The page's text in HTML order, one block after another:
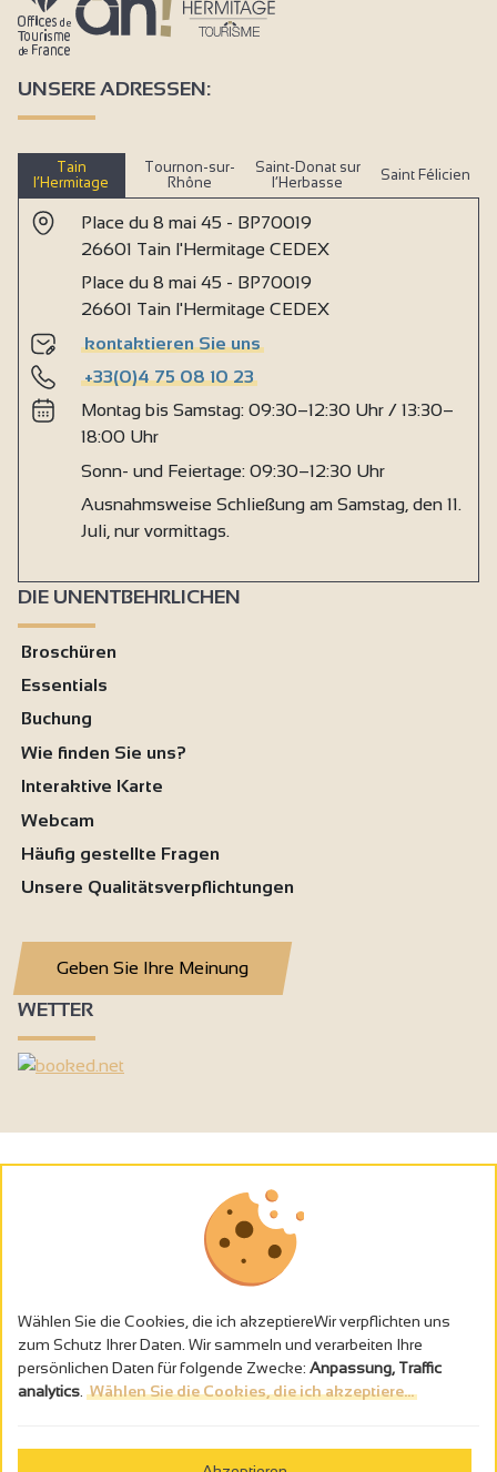
UNSERE ADRESSEN:
Tain
l’Hermitage
Tournon-sur-
Rhône
Saint-Donat sur
l’Herbasse
Saint Félicien
Place du 8 mai 45 - BP70019
26601 Tain l'Hermitage CEDEX
Place du 8 mai 45 - BP70019
26601 Tain l'Hermitage CEDEX
kontaktieren Sie uns
+33(0)4 75 08 10 23
Montag bis Samstag: 09:30–12:30 Uhr / 13:30–
18:00 Uhr
Sonn- und Feiertage: 09:30–12:30 Uhr
Ausnahmsweise Schließung am Samstag, den 11.
Juli, nur vormittags.
DIE UNENTBEHRLICHEN
Broschüren
Essentials
Buchung
Wie finden Sie uns?
Interaktive Karte
Webcam
Häufig gestellte Fragen
Unsere Qualitätsverpflichtungen
Geben Sie Ihre Meinung
WETTER
Alkoholmissbrauch ist gefährlich für die Gesundheit - trinken Sie in
Wählen Sie die Cookies, die ich akzeptiereWir verpflichten uns
zum Schutz Ihrer Daten. Wir sammeln und verarbeiten Ihre
persönlichen Daten für folgende Zwecke: Anpassung, Traffic
analytics Wählen Sie die Cookies, die ich akzeptiere...